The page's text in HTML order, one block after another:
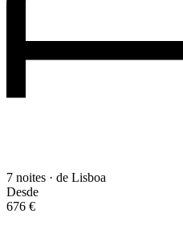
7 noites · de Lisboa
Desde
676 €